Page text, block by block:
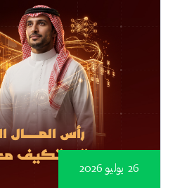
26 يوليو 2026